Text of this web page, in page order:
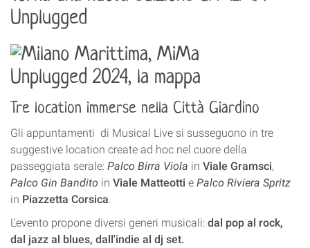
Unplugged
Tre location immerse nella Città Giardino
Gli appuntamenti di Musical Live si susseguono in tre
suggestive location create ad hoc nel cuore della
passeggiata serale: Palco Birra Viola in Viale Gramsci,
Palco Gin Bandito in Viale Matteotti e Palco Riviera Spritz
in Piazzetta Corsica.
L'evento propone diversi generi musicali: dal pop al rock,
dal jazz al blues, dall'indie al dj set.